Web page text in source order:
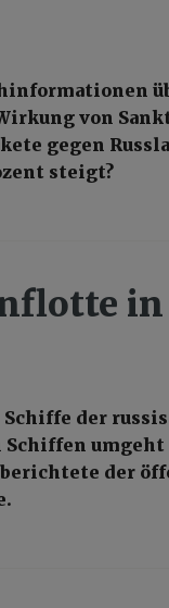
von
gegen
steigt?
in
der
umgeht
der